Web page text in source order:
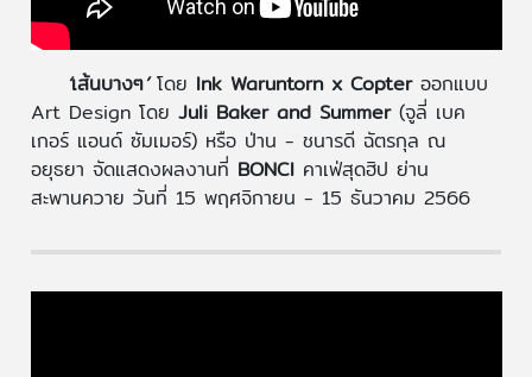
‘เส้นบางๆ’ โดย Ink Waruntorn x Copter ออกแบบ
Art Design โดย Juli Baker and Summer(จูลี่ เบค
เกอร์ แอนด์ ซัมเมอร์) หรือ ป่าน - ชนารดี ฉัตรกุล ณ
อยุธยา จัดแสดงผลงานที่ BONCIคาเฟ่สุดฮิป ย่าน
สะพานควาย วันที่ 15 พฤศจิกายน - 15 ธันวาคม 2566